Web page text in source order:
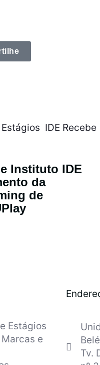
IDE Recebe
Instituto IDE
da
de
Estágios
e
Tv.